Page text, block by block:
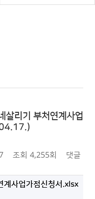
살리기 부처연계사업
조회 4,255회
댓글
계사업가점신청서.xlsx